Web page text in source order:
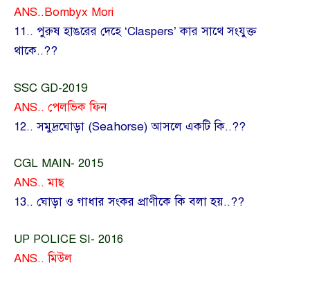
ANS..Bombyx Mori
11.. পুরুষ হাঙরের দেহে ‘Claspers’ কার সাথে সংযুক্ত
থাকে..??
SSC GD-2019
ANS.. পেলভিক ফিন
12.. সমুদ্রঘোড়া (Seahorse) আসলে একটি কি..??
CGL MAIN- 2015
ANS.. মাছ
13.. ঘোড়া ও গাধার সংকর প্রাণীকে কি বলা হয়..??
UP POLICE SI- 2016
ANS.. মিউল